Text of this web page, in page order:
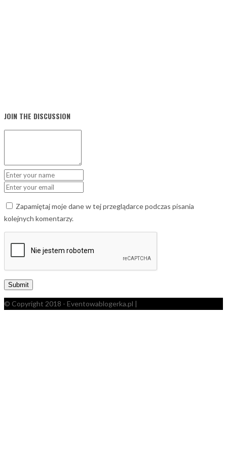
JOIN THE DISCUSSION
Zapamiętaj moje dane w tej przeglądarce podczas pisania
kolejnych komentarzy.
© Copyright 2018 - Eventowablogerka.pl |